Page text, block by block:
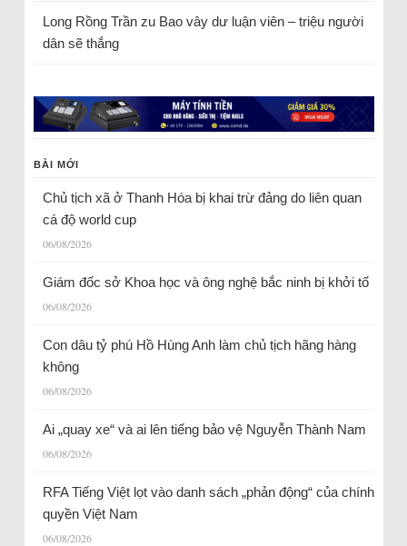
Long Rồng Trầnzu Bao vây dư luận viên – triệu người
dân sẽ thắng
BÀI MỚI
Chủ tịch xã ở Thanh Hóa bị khai trừ đảng do liên quan
cá độ world cup
06/08/2026
Giám đốc sở Khoa học và ông nghệ bắc ninh bị khởi tố
06/08/2026
Con dâu tỷ phú Hồ Hùng Anh làm chủ tịch hãng hàng
không
06/08/2026
Ai „quay xe“ và ai lên tiếng bảo vệ Nguyễn Thành Nam
06/08/2026
RFA Tiếng Việt lọt vào danh sách „phản động“ của chính
quyền Việt Nam
06/08/2026